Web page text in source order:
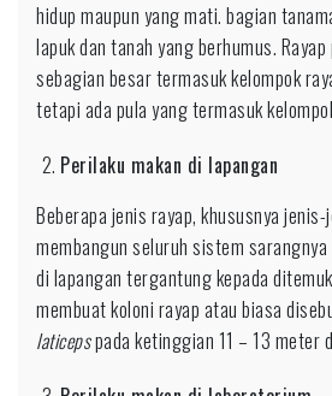
hidup maupun yang mati. bagian
lapuk dan tanah yang berhumus. Rayap
sebagian besar termasuk kelompok
tetapi ada pula yang termasuk
Perilaku makan di lapangan
Beberapa jenis rayap, khususnya jenis-
membangun seluruh sistem
di lapangan tergantung kepada
membuat koloni rayap atau biasa
laticepspada ketinggian 11 – 13 meter